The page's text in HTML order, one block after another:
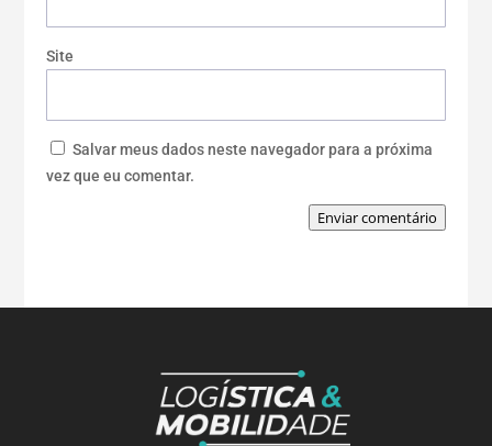
Site
Salvar meus dados neste navegador para a próxima
vez que eu comentar.
Enviar comentário